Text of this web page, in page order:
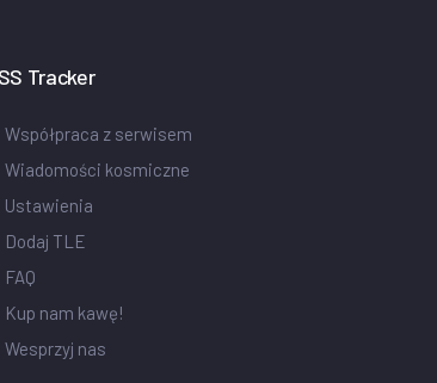
Tracker
Współpraca z serwisem
Wiadomości kosmiczne
Ustawienia
Dodaj TLE
FAQ
Kup nam kawę!
Wesprzyj nas